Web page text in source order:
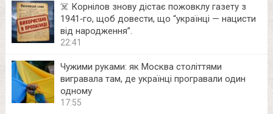
☠️ Корнілов знову дістає пожовклу газету з
1941‑го, щоб довести, що “українці — нацисти
від народження”.
22:41
Чужими руками: як Москва століттями
вигравала там, де українці програвали один
одному
17:55